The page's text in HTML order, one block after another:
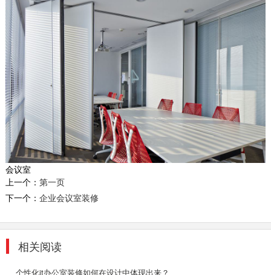
会议室
上一个： 第一页
下一个： 企业会议室装修
相关阅读
个性化it办公室装修如何在设计中体现出来？
时尚办公室装修
(一)时尚创意办公室装修最讲究秩序感 在时尚办
公室设计中的秩序,是指形的反复、形的节奏、
形...
2018-08-29
园区厂房会客厅装修
其行业性质决定了它在办公室装修方面注定要与
光怪陆离的设计和色彩纷呈的搭配说再见。设计
师选择...
2018-08-29
人都以为是工厂的那种。意义一样，但是设计出
2018-06-28